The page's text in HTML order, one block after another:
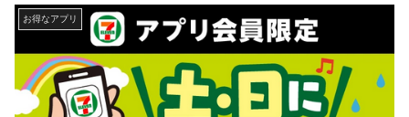
お得なアプリ